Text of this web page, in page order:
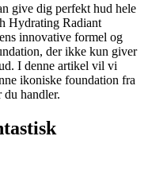
give dig perfekt hud hele
Hydrating Radiant
innovative formel og
der ikke kun giver
I denne artikel vil vi
ikoniske foundation fra
handler.